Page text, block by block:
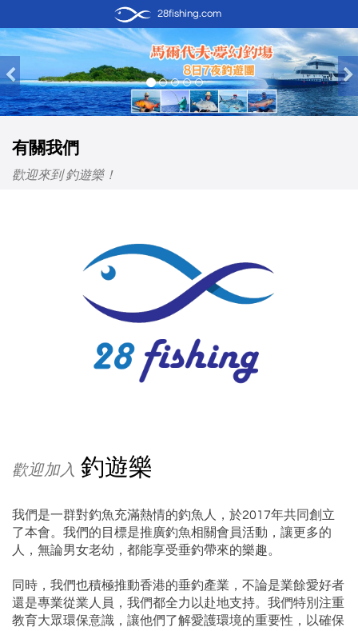
28fishing.com
Previous
有關我們
歡迎來到 釣遊樂！
歡迎加入 釣遊樂
我們是一群對釣魚充滿熱情的釣魚人，於2017年共同創立
了本會。我們的目標是推廣釣魚相關會員活動，讓更多的
人，無論男女老幼，都能享受垂釣帶來的樂趣。
同時，我們也積極推動香港的垂釣產業，不論是業餘愛好者
還是專業從業人員，我們都全力以赴地支持。我們特別注重
教育大眾環保意識，讓他們了解愛護環境的重要性，以確保